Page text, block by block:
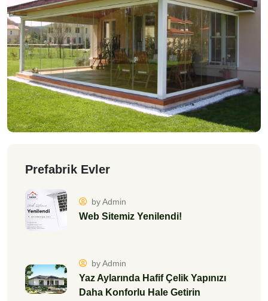
Prefabrik Evler
by Admin
Web Sitemiz Yenilendi!
by Admin
Yaz Aylarında Hafif Çelik Yapınızı
Daha Konforlu Hale Getirin